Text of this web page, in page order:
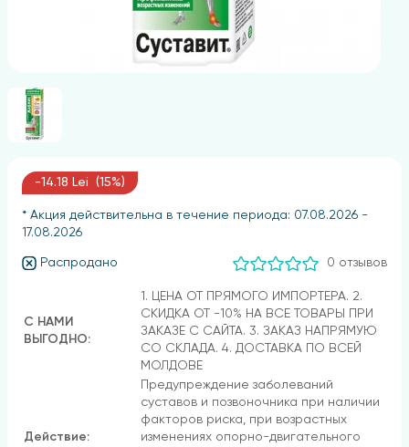
-14.18 Lei (15%)
* Акция действительна в течение периода: 07.08.2026 -
17.08.2026
Распродано 0 отзывов
С НАМИ
ВЫГОДНО:
1. ЦЕНА ОТ ПРЯМОГО ИМПОРТЕРА. 2.
СКИДКА ОТ -10% НА ВСЕ ТОВАРЫ ПРИ
ЗАКАЗЕ С САЙТА. 3. ЗАКАЗ НАПРЯМУЮ
СО СКЛАДА. 4. ДОСТАВКА ПО ВСЕЙ
МОЛДОВЕ
Действие:
Предупреждение заболеваний
суставов и позвоночника при наличии
факторов риска, при возрастных
изменениях опорно-двигательного